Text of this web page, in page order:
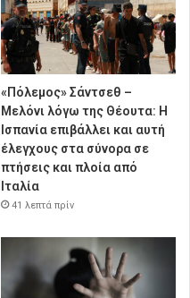
«Πόλεμος» Σάντσεθ –
Μελόνι λόγω της Θέουτα: Η
Ισπανία επιβάλλει και αυτή
έλεγχους στα σύνορα σε
πτήσεις και πλοία από
Ιταλία
41 λεπτά πρίν